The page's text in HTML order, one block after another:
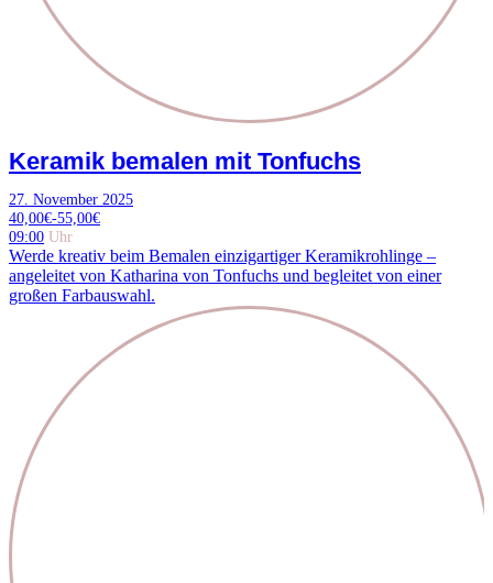
Keramik bemalen mit Tonfuchs
27. November 2025
40,00€-55,00€
09:00 Uhr
Werde kreativ beim Bemalen einzigartiger Keramikrohlinge –
angeleitet von Katharina von Tonfuchs und begleitet von einer
großen Farbauswahl.